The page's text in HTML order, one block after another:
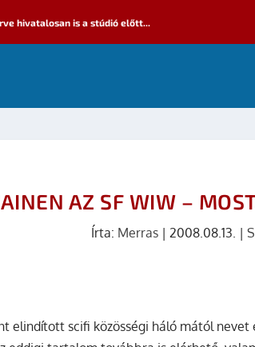
hivatalosan is a stúdió előtt...
AZ SF WIW –
Írta: Merras| 2008.08.13. |
elindított scifi közösségi háló mától